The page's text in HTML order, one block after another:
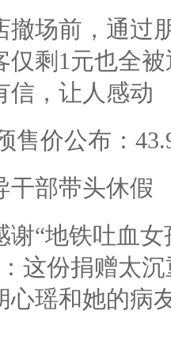
撤场前，通过
仅剩1元也全
信，让人感动
售价公布：
干部带头休假
谢“地铁吐血
这份捐赠太
心瑶和她的病